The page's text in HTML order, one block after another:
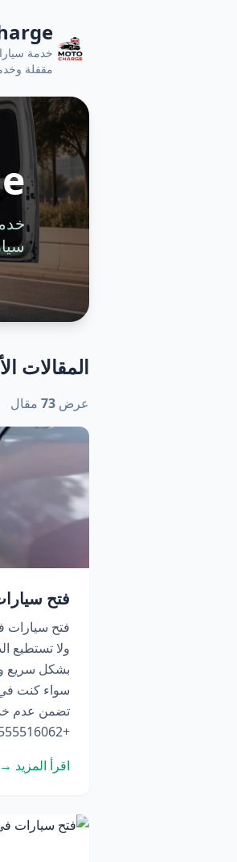
مقفلة
المقالات
عرض 73 مقال
فتح سيارات في
ولا تستطيع
سواء كنت في
تضمن عدم
+971555516062 لتصلك […]
اقرأ المزيد →